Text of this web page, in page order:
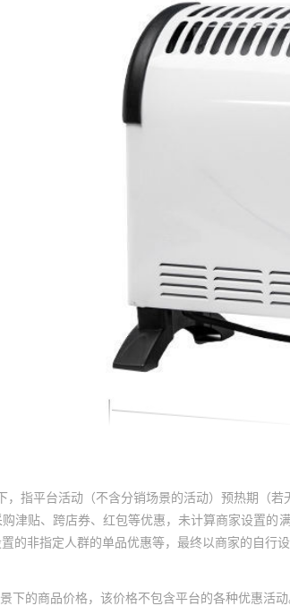
，指平台活动（不含分销场景的活动）预热期（
津贴、跨店券、红包等优惠，未计算商家设置
的非指定人群的单品优惠等，最终以商家的自行
下的商品价格，该价格不包含平台的各种优惠活